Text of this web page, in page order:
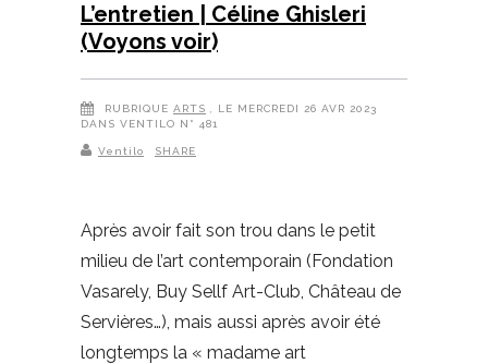
L’entretien | Céline Ghisleri
(Voyons voir)
RUBRIQUE ARTS , LE MERCREDI 26 AVR 2023
DANS VENTILO N° 481
Ventilo SHARE
Après avoir fait son trou dans le petit
milieu de l’art contemporain (Fondation
Vasarely, Buy Sellf Art-Club, Château de
Servières…), mais aussi après avoir été
longtemps la « madame art